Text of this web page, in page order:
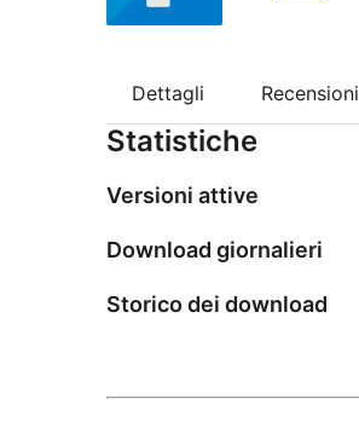
Dettagli Recensioni
Statistiche
Versioni attive
Download giornalieri
Storico dei download